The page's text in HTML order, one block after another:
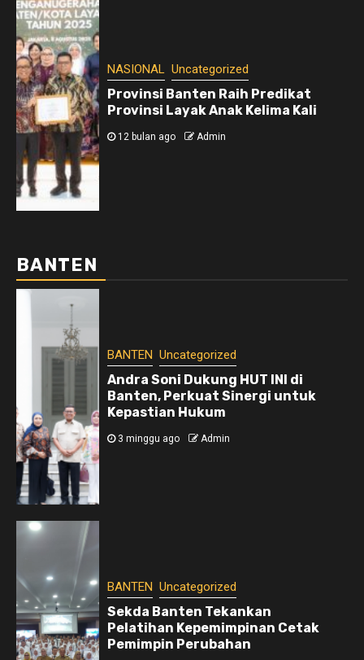
NASIONAL Uncategorized
Provinsi Banten Raih Predikat
Provinsi Layak Anak Kelima Kali
12 bulan ago Admin
BANTEN
BANTEN Uncategorized
Andra Soni Dukung HUT INI di
Banten, Perkuat Sinergi untuk
Kepastian Hukum
3 minggu ago Admin
BANTEN Uncategorized
Sekda Banten Tekankan
Pelatihan Kepemimpinan Cetak
Pemimpin Perubahan